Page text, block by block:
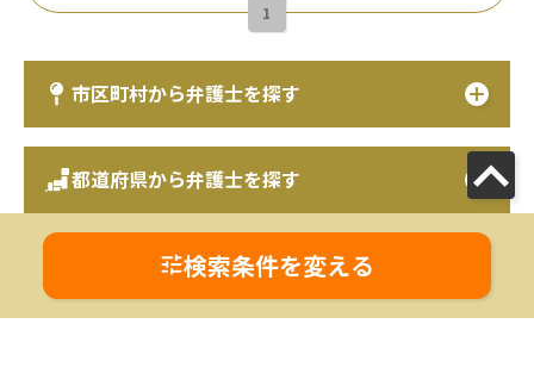
1
市区町村から弁護士を探す
都道府県から弁護士を探す
別領域の弁護士・司法書士を探す
検索条件を変える